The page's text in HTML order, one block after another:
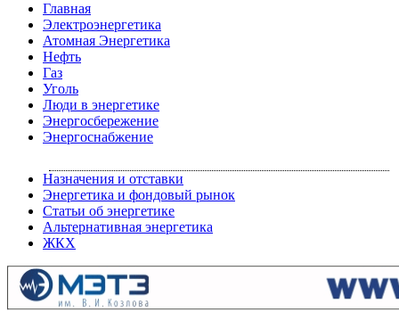
Главная
Электроэнергетика
Атомная Энергетика
Нефть
Газ
Уголь
Люди в энергетике
Энергосбережение
Энергоснабжение
Назначения и отставки
Энергетика и фондовый рынок
Статьи об энергетике
Альтернативная энергетика
ЖКХ